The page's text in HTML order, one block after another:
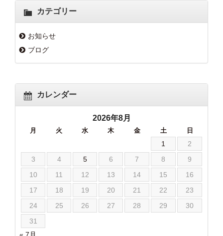
カテゴリー
お知らせ
ブログ
カレンダー
2026年8月
月 火 水 木 金 土 日
1
2
3
4 5 6 7 8
9
10
11 12 13 14 15
16
17
18 19 20 21 22
23
24
25 26 27 28 29
30
31